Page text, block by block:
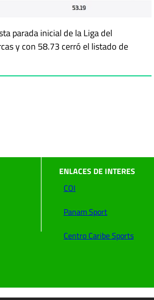
parada inicial de la Liga del
y con 58.73 cerró el listado de
ENLACES DE INTERES
COI
Panam Sport
Centro Caribe Sports